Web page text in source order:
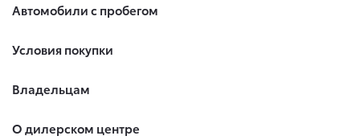
Автомобили с пробегом
Условия покупки
Владельцам
О дилерском центре